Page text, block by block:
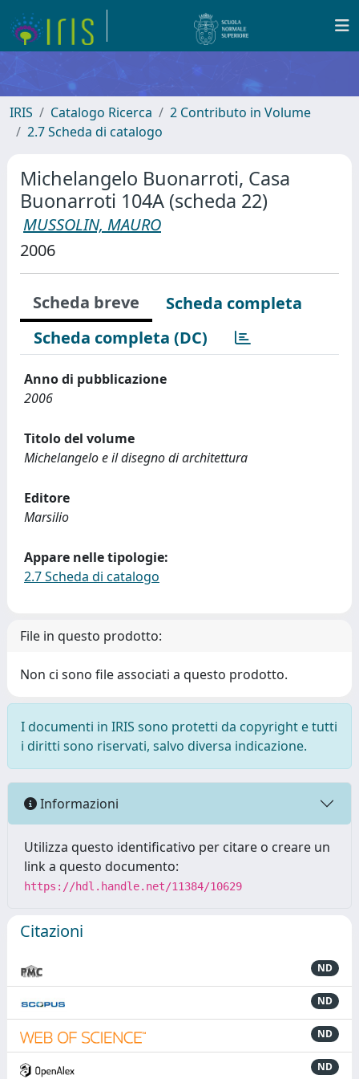
IRIS Catalogo Ricerca
2 Contributo in Volume
2.7 Scheda di catalogo
Michelangelo Buonarroti, Casa
Buonarroti 104A (scheda 22)
MUSSOLIN, MAURO
2006
Scheda breve
Scheda completa
Scheda completa (DC)
Anno di pubblicazione
2006
Titolo del volume
Michelangelo e il disegno di architettura
Editore
Marsilio
Appare nelle tipologie:
2.7 Scheda di catalogo
File in questo prodotto:
Non ci sono file associati a questo prodotto.
I documenti in IRIS sono protetti da copyright e tutti
i diritti sono riservati, salvo diversa indicazione.
Informazioni
Utilizza questo identificativo per citare o creare un
link a questo documento:
https://hdl.handle.net/11384/10629
Citazioni
ND
ND
ND
ND